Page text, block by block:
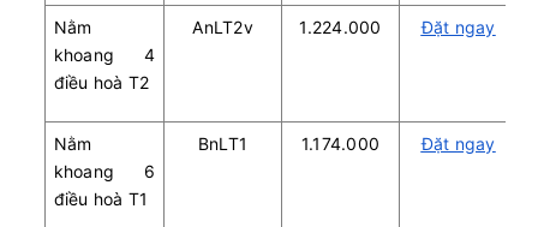
Nằm
khoang 4
điều hoà T2
AnLT2v 1.224.000 Đặt ngay
Nằm
khoang 6
điều hoà T1
BnLT1 1.174.000 Đặt ngay